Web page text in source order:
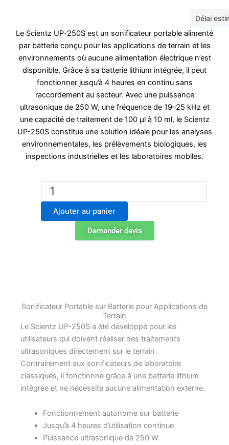
Délai
Le Scientz UP-250S est un sonificateur portable alimenté
par batterie conçu pour les applications de terrain et les
environnements où aucune alimentation électrique n’est
disponible. Grâce à sa batterie lithium intégrée, il peut
fonctionner jusqu’à 4 heures en continu sans
raccordement au secteur. Avec une puissance
ultrasonique de 250 W, une fréquence de 19–25 kHz et
une capacité de traitement de 100 µl à 10 ml, le Scientz
UP-250S constitue une solution idéale pour les analyses
environnementales, les prélèvements biologiques, les
inspections industrielles et les laboratoires mobiles.
quantité
Scientz
Ajouter au panier
Demander devis
Sonificateur Portable sur Batterie pour Applications de
Terrain
Le Scientz UP-250S a été développé pour les
utilisateurs qui doivent réaliser des traitements
ultrasoniques directement sur le terrain.
Contrairement aux sonificateurs de laboratoire
classiques, il fonctionne grâce à une batterie lithium
intégrée et ne nécessite aucune alimentation externe.
Fonctionnement autonome sur batterie
Jusqu’à 4 heures d’utilisation continue
Puissance ultrasonique de 250 W